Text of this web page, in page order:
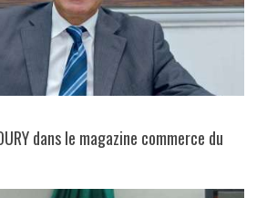
dans le magazine commerce du